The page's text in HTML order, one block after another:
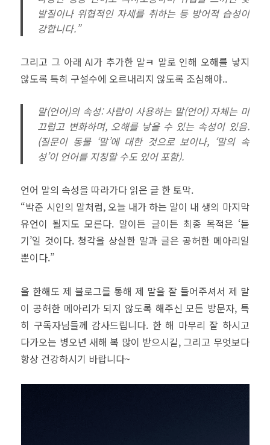
발질이나 위협적인 자세를 취하는 등 방어적 습성이
강합니다.”
그리고 그 아래 AI가 추가한 말ㅋ 말로 인해 오해를 낳지
않도록 특히 구설수에 오르내리지 않도록 조심해야..
말(언어)의 속성: 사람이 사용하는 말(언어) 자체는 미
끄럽고 변화하며, 오해를 낳을 수 있는 속성이 있음.
(질문이 동물 ‘말’에 대한 것으로 보이나, ‘말의 속
성’이 언어를 지칭할 수도 있어 포함).
언어 말의 속성을 따라가다 읽은 글 한 토막.
“박준 시인의 말처럼, 오늘 내가 하는 말이 내 생의 마지막
유언이 될지도 모른다. 말이든 글이든 최종 목적은 ‘듣
기’일 것이다. 청각을 상실한 말과 글은 공허한 메아리일
뿐이다.”
올 한해도 제 블로그를 통해 제 말을 잘 들어주셔서 제 말
이 공허한 메아리가 되지 않도록 해주신 모든 방문자, 특
히 구독자님들께 감사드립니다. 한 해 마무리 잘 하시고
다가오는 병오년 새해 복 많이 받으시길, 그리고 무엇보다
항상 건강하시기 바랍니다~